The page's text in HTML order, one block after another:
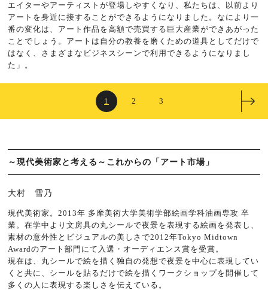
エイターやアーティストが登場しやすくなり、私たちは、以前より
アートを身近に接することができるようになりました。なにより一
番の変化は、アート作品を高額で売買する巨大産業ができあがった
ことでしょう。アートは自分の教養を磨くための道具としてだけで
はなく、さまざまなビジネスシーンで利用できるようになりまし
た」。
1 2 3
～現代美術家と考える～これからの「アート市場」
大村 雪乃
現代美術家。2013年 多摩美術大学美術学部絵画学科油画専攻 卒
業。在学中より文房具の丸シールで夜景を表現する絵画を発表し、
素材の意外性とビジュアルの美しさで2012年Tokyo Midtown
Awardのアート部門にて入選・オーディエンス賞を受賞。
現在は、丸シールで絵を描く独自の発想で夜景を中心に表現してい
くと共に、シールを貼るだけで絵を描くワークショップを開催して
多くの人に表現する楽しさを伝えている。